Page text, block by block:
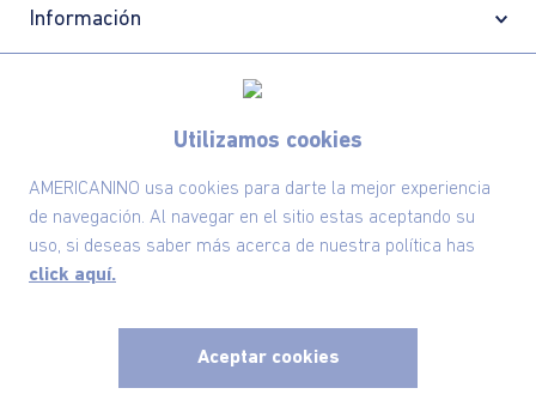
Utilizamos cookies
AMERICANINO usa cookies para darte la mejor experiencia
de navegación. Al navegar en el sitio estas aceptando su
uso, si deseas saber más acerca de nuestra política has
click aquí.
Aceptar cookies
Información